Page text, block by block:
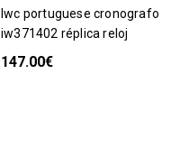
iwc portuguese cronografo
iw371402 réplica reloj
147.00€